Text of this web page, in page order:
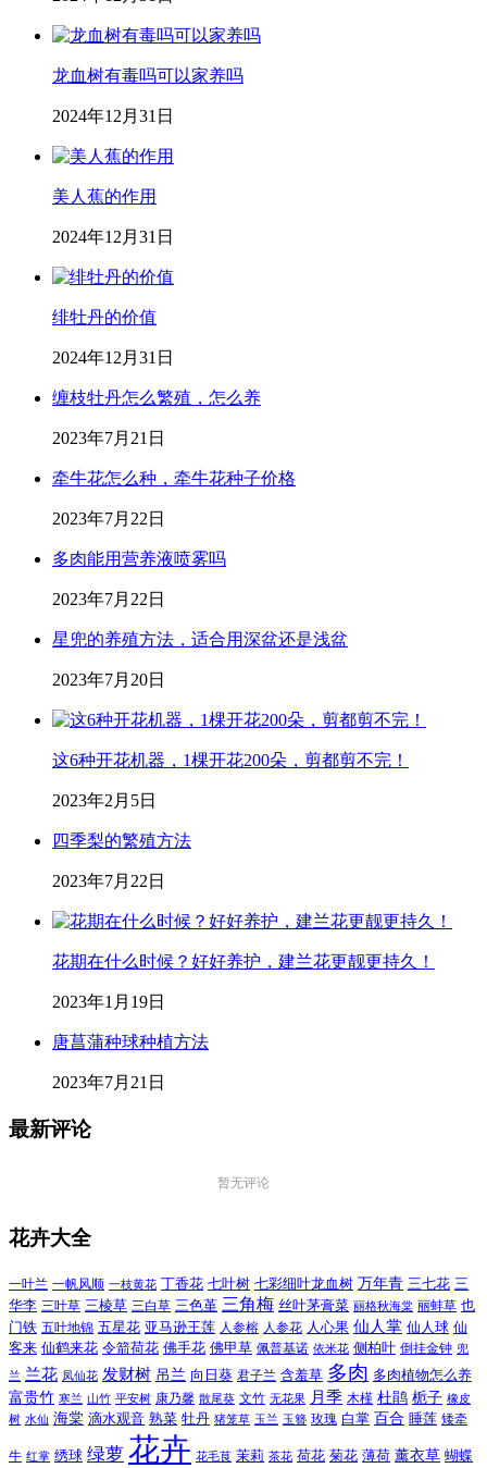
龙血树有毒吗可以家养吗
2024年12月31日
美人蕉的作用
2024年12月31日
绯牡丹的价值
2024年12月31日
缠枝牡丹怎么繁殖，怎么养
2023年7月21日
牵牛花怎么种，牵牛花种子价格
2023年7月22日
多肉能用营养液喷雾吗
2023年7月22日
星兜的养殖方法，适合用深盆还是浅盆
2023年7月20日
这6种开花机器，1棵开花200朵，剪都剪不完！
2023年2月5日
四季梨的繁殖方法
2023年7月22日
花期在什么时候？好好养护，建兰花更靓更持久！
2023年1月19日
唐菖蒲种球种植方法
2023年7月21日
最新评论
暂无评论
花卉大全
一叶兰 一帆风顺 一枝黄花 丁香花 七叶树 七彩细叶龙血树 万年青 三七花 三
华李 三叶草 三棱草 三白草 三色堇 三角梅 丝叶茅膏菜 丽格秋海棠 丽蚌草 也
门铁 五叶地锦 五星花 亚马逊王莲 人参榕 人参花 人心果 仙人掌 仙人球 仙
客来 仙鹤来花 令箭荷花 佛手花 佛甲草 佩普基诺 依米花 侧柏叶 倒挂金钟 兜
兰 兰花 凤仙花 发财树 吊兰 向日葵 君子兰 含羞草 多肉 多肉植物怎么养
富贵竹 寒兰 山竹 平安树 康乃馨 散尾葵 文竹 无花果 月季 木槿 杜鹃 栀子 橡皮
树 水仙 海棠 滴水观音 熟菜 牡丹 猪笼草 玉兰 玉簪 玫瑰 白掌 百合 睡莲 矮牵
牛 红掌 绣球 绿萝 花卉 花毛茛 茉莉 茶花 荷花 菊花 薄荷 薰衣草 蝴蝶